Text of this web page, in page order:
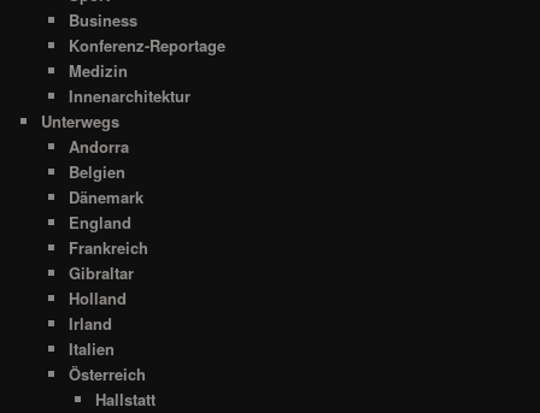
Business
Konferenz-Reportage
Medizin
Innenarchitektur
Unterwegs
Andorra
Belgien
Dänemark
England
Frankreich
Gibraltar
Holland
Irland
Italien
Österreich
Hallstatt